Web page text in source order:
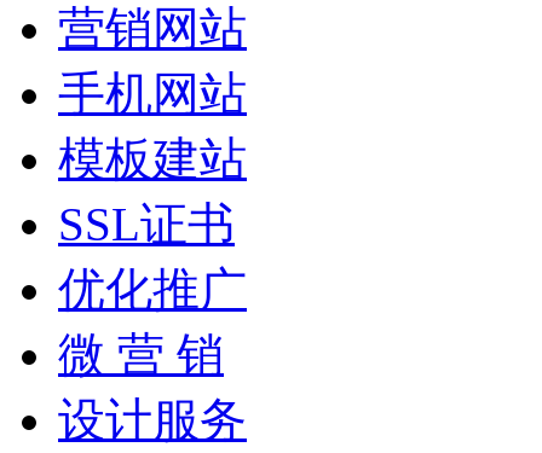
营销网站
手机网站
模板建站
SSL证书
优化推广
微 营 销
设计服务